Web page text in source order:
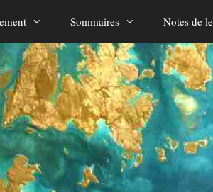
Sommaires Notes de